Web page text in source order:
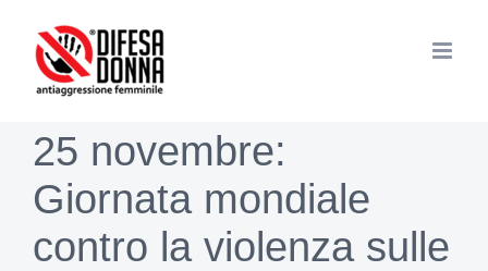
contenuto
25 novembre:
Giornata mondiale
contro la violenza sulle